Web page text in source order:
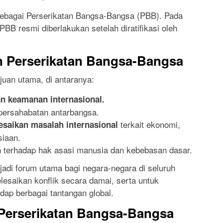
Perserikatan Bangsa-Bangsa (PBB). Pada
resmi diberlakukan setelah diratifikasi oleh
Perserikatan Bangsa-Bangsa
utama, di antaranya:
keamanan internasional.
antarbangsa.
masalah internasional terkait ekonomi,
hak asasi manusia dan kebebasan dasar.
forum utama bagi negara-negara di seluruh
konflik secara damai, serta untuk
berbagai tantangan global.
Bangsa-Bangsa